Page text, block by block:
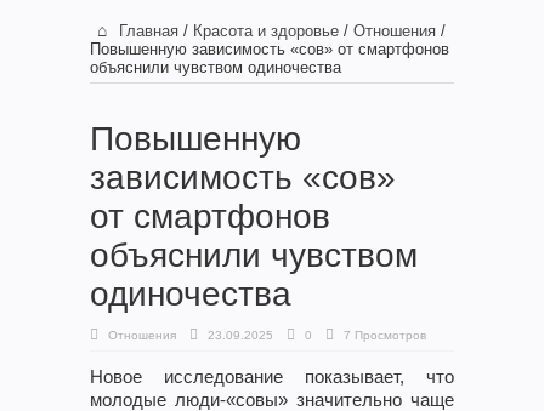
Главная / Красота и здоровье / Отношения /
Повышенную зависимость «сов» от смартфонов
объяснили чувством одиночества
Повышенную
зависимость «сов»
от смартфонов
объяснили чувством
одиночества
Отношения 23.09.2025 0 7 Просмотров
Новое исследование показывает, что
молодые люди-«совы» значительно чаще